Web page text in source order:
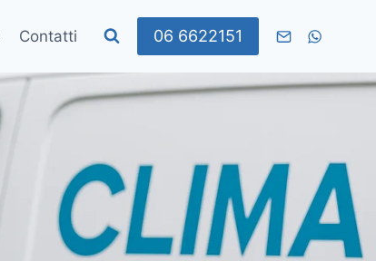
Contatti 06 6622151